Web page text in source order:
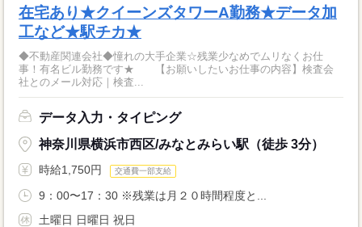
在宅あり★クイーンズタワーA勤務★データ加
工など★駅チカ★
◆不動産関連会社◆憧れの大手企業☆残業少なめでムリなくお仕
事！有名ビル勤務です★ 【お願いしたいお仕事の内容】検査会
社とのメール対応｜検査...
データ入力・タイピング
神奈川県横浜市西区/みなとみらい駅（徒歩 3分）
時給1,750円 交通費一部支給
9：00〜17：30 ※残業は月２０時間程度と...
土曜日 日曜日 祝日